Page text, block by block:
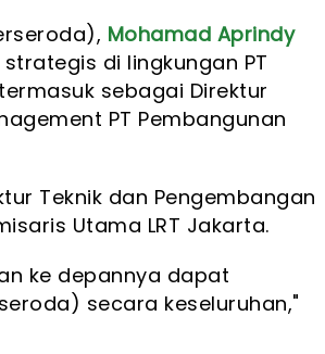
Mohamad Aprindy
di lingkungan PT
sebagai Direktur
PT Pembangunan
Teknik dan Pengembangan
Utama LRT Jakarta.
ke depannya dapat
secara keseluruhan,"